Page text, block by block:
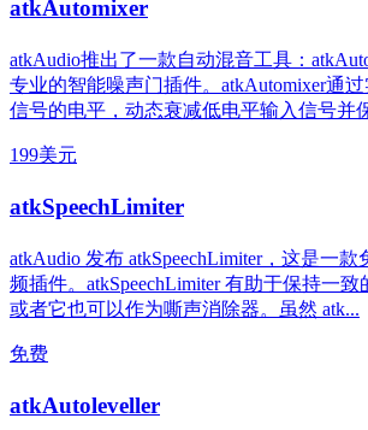
atkAutomixer
atkAudio推出了一款自动混音工具：
专业的智能噪声门插件。atkAutomixer通
信号的电平，动态衰减低电平输入信号并
199美元
atkSpeechLimiter
atkAudio 发布 atkSpeechLimiter，这是一
频插件。atkSpeechLimiter 有助于保持一致
或者它也可以作为嘶声消除器。虽然 atk...
免费
atkAutoleveller